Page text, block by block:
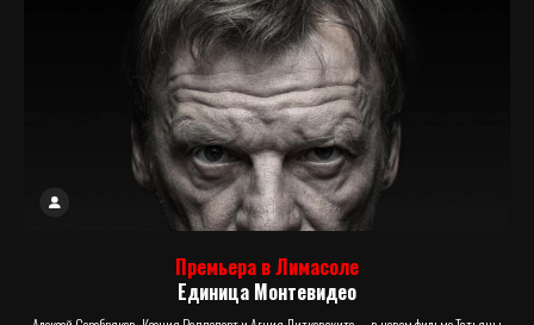
Премьера в Лимасоле
Единица Монтевидео